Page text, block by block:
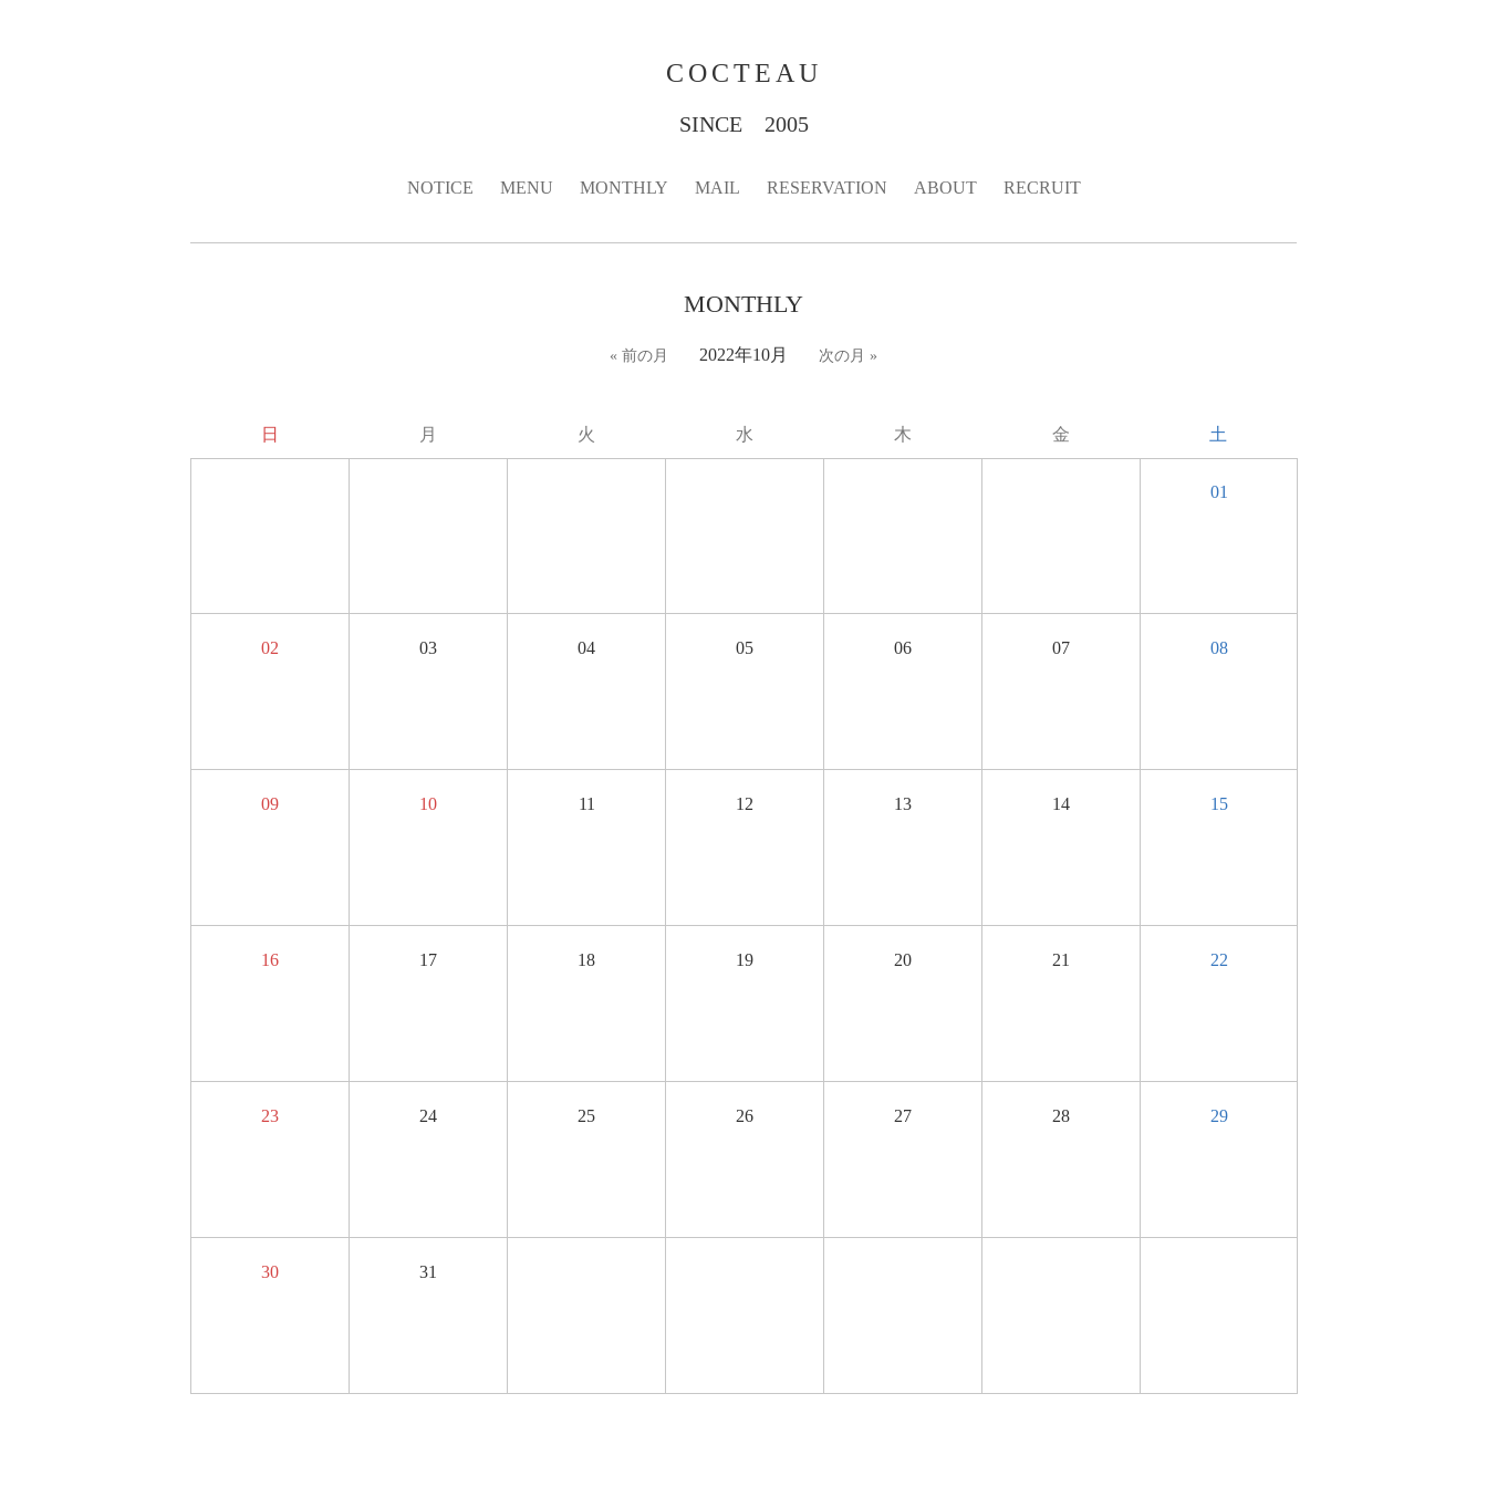
COCTEAU
SINCE 2005
NOTICE MENU MONTHLY MAIL RESERVATION ABOUT RECRUIT
MONTHLY
« 前の月 2022年10月 次の月 »
日 月 火 水 木 金 土
01
02 03 04 05 06 07 08
09 10 11 12 13 14 15
16 17 18 19 20 21 22
23 24 25 26 27 28 29
30 31